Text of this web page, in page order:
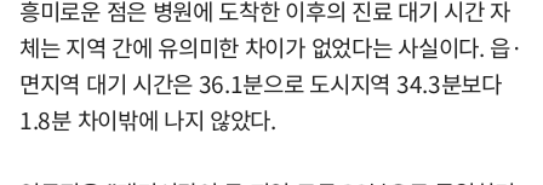
흥미로운 점은 병원에 도착한 이후의 진료 대기 시간 자
체는 지역 간에 유의미한 차이가 없었다는 사실이다. 읍·
면지역 대기 시간은 36.1분으로 도시지역 34.3분보다
1.8분 차이밖에 나지 않았다.